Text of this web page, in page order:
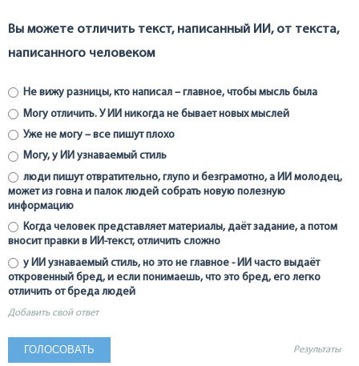
Вы можете отличить текст, написанный ИИ, от текста,
написанного человеком
Не вижу разницы, кто написал – главное, чтобы мысль была
Могу отличить. У ИИ никогда не бывает новых мыслей
Уже не могу – все пишут плохо
Могу, у ИИ узнаваемый стиль
люди пишут отвратительно, глупо и безграмотно, а ИИ молодец,
может из говна и палок людей собрать новую полезную
информацию
Когда человек представляет материалы, даёт задание, а потом
вносит правки в ИИ-текст, отличить сложно
у ИИ узнаваемый стиль, но это не главное - ИИ часто выдаёт
откровенный бред, и если понимаешь, что это бред, его легко
отличить от бреда людей
Добавить свой ответ
Результаты